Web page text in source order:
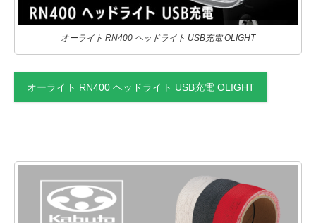
オーライト RN400 ヘッドライト USB充電 OLIGHT
オーライト RN400 ヘッドライト USB充電 OLIGHT